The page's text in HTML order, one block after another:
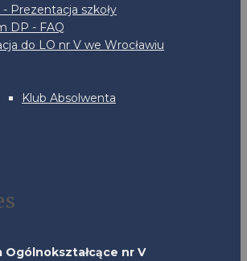
- Prezentacja szkoły
DP - FAQ
do LO nr V we Wrocławiu
Klub Absolwenta
Ogólnokształcące nr V